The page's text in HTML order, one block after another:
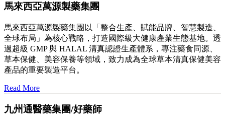
馬來西亞萬源製藥集團
馬來西亞萬源製藥集團以「整合生產、賦能品牌、智慧製造、
全球布局」為核心戰略，打造國際級大健康產業生態基地。透
過超級 GMP 與 HALAL 清真認證生產體系，專注藥食同源、
草本保健、美容保養等領域，致力成為全球草本清真保健美容
產品的重要製造平台。
Read More
九州通醫藥集團/好藥師